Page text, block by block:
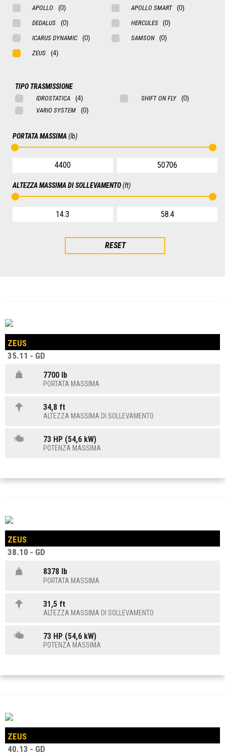
APOLLO
APOLLO SMART
DEDALUS
HERCULES
ICARUS DYNAMIC
SAMSON
ZEUS
TIPO TRASMISSIONE
IDROSTATICA
SHIFT ON FLY
VARIO SYSTEM
PORTATA MASSIMA (lb)
ALTEZZA MASSIMA DI SOLLEVAMENTO(ft)
RESET
ZEUS
35.11 - GD
7700 lb
PORTATA MASSIMA
34,8 ft
ALTEZZA MASSIMA DI SOLLEVAMENTO
73 HP (54,6 kW)
POTENZA MASSIMA
ZEUS
38.10 - GD
8378 lb
PORTATA MASSIMA
31,5 ft
ALTEZZA MASSIMA DI SOLLEVAMENTO
73 HP (54,6 kW)
POTENZA MASSIMA
ZEUS
40.13 - GD